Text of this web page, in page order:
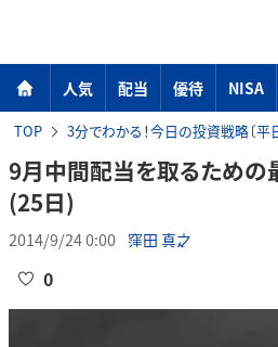
人気 配当 優待 NISA
TOP 3分でわかる！今日の投資戦略〔平
9月中間配当を取るための
(25日)
2014/9/24 0:00 窪田 真之
0